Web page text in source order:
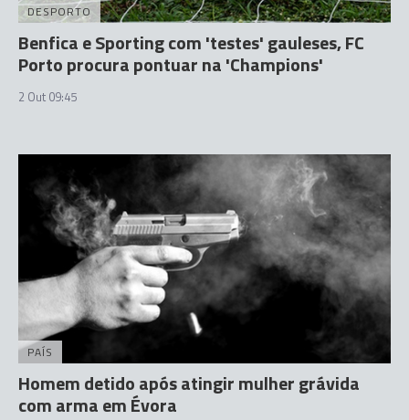
DESPORTO
Benfica e Sporting com 'testes' gauleses, FC
Porto procura pontuar na 'Champions'
2 Out 09:45
PAÍS
Homem detido após atingir mulher grávida
com arma em Évora